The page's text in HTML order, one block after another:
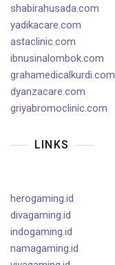
shabirahusada.com
yadikacare.com
astaclinic.com
ibnusinalombok.com
grahamedicalkurdi.com
dyanzacare.com
griyabromoclinic.com
LINKS
herogaming.id
divagaming.id
indogaming.id
namagaming.id